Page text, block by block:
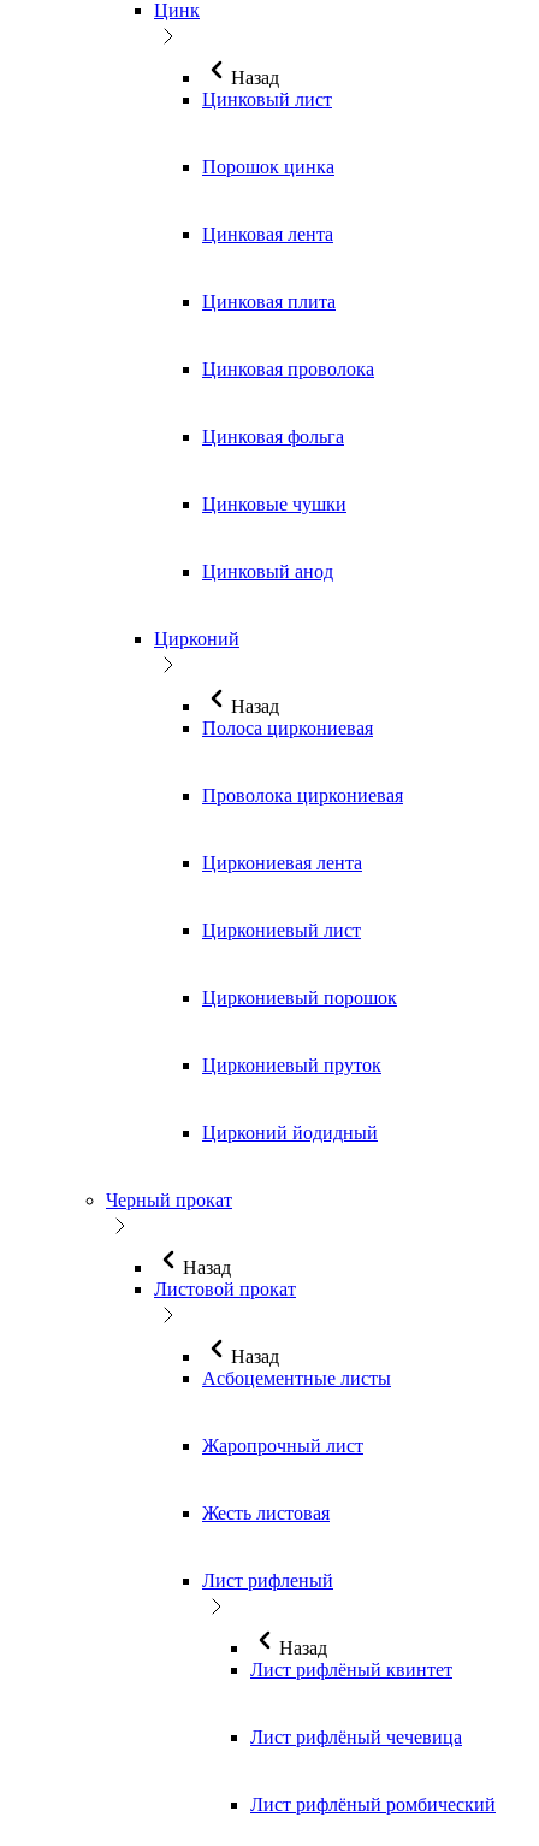
Цинк
Назад
Цинковый лист
Порошок цинка
Цинковая лента
Цинковая плита
Цинковая проволока
Цинковая фольга
Цинковые чушки
Цинковый анод
Цирконий
Назад
Полоса циркониевая
Проволока циркониевая
Циркониевая лента
Циркониевый лист
Циркониевый порошок
Циркониевый пруток
Цирконий йодидный
Черный прокат
Назад
Листовой прокат
Назад
Асбоцементные листы
Жаропрочный лист
Жесть листовая
Лист рифленый
Назад
Лист рифлёный квинтет
Лист рифлёный чечевица
Лист рифлёный ромбический